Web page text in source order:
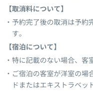
【取消料について】
予約完了後の取消は予約
す。
【宿泊について】
特に記載のない場合、客
ご宿泊の客室が洋室の場
ドまたはエキストラベッ